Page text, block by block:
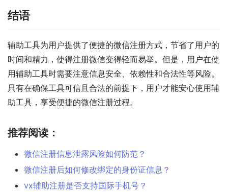
结语
辅助工具为用户提供了便捷的微信注册方式，节省了用户的
时间和精力，使得注册微信变得轻而易举。但是，用户在使
用辅助工具时需要注意信息安全、依赖性和合法性等风险。
只有在确保工具可信且合法的前提下，用户才能安心使用辅
助工具，享受便捷的微信注册过程。
推荐阅读：
微信注册信息泄露风险如何防范？
微信注册后如何修改绑定的身份证信息？
vx辅助注册是否支持国际手机号？